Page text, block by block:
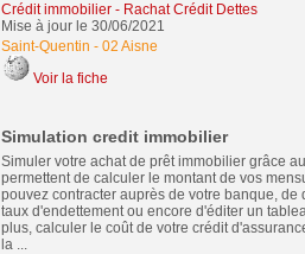
Crédit immobilier- Rachat Crédit Dettes
Mise à jour le 30/06/2021
Saint-Quentin - 02 Aisne
Voir la fiche
Simulation credit immobilier
Simuler votre achat de prêt immobilier grâce
permettent de calculer le montant de vos
pouvez contracter auprès de votre banque,
taux d'endettement ou encore d'éditer un
plus, calculer le coût de votre crédit
la ...